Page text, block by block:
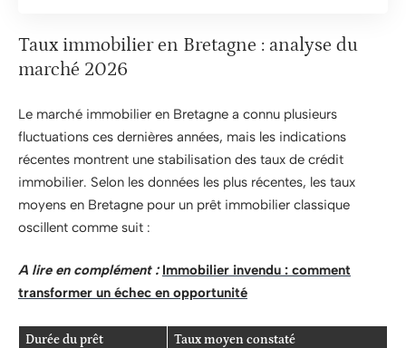
Taux immobilier en Bretagne : analyse du
marché 2026
Le marché immobilier en Bretagne a connu plusieurs
fluctuations ces dernières années, mais les indications
récentes montrent une stabilisation des taux de crédit
immobilier. Selon les données les plus récentes, les taux
moyens en Bretagne pour un prêt immobilier classique
oscillent comme suit :
A lire en complément : Immobilier invendu : comment
transformer un échec en opportunité
Durée du prêt Taux moyen constaté